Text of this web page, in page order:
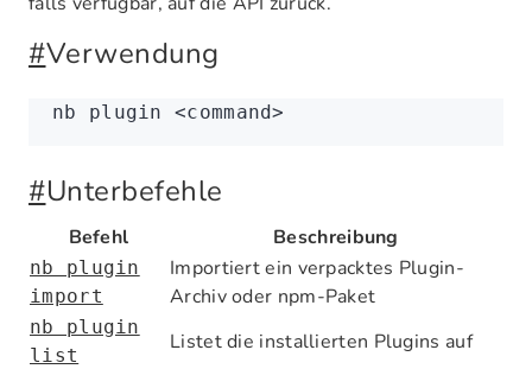
#Verwendung
nb plugin <command>
#Unterbefehle
Befehl Beschreibung
nb plugin
import
Importiert ein verpacktes Plugin-
Archiv oder npm-Paket
nb plugin
list
Listet die installierten Plugins auf